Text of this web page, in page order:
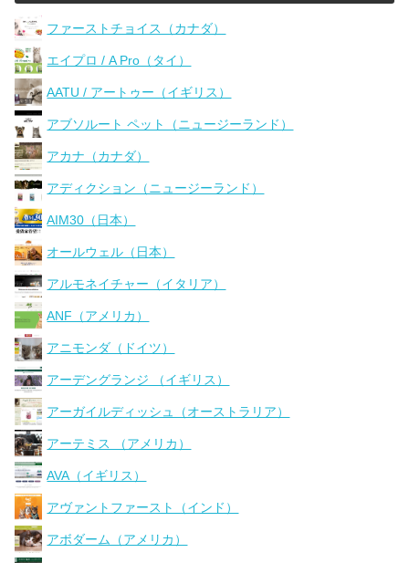
ファーストチョイス（カナダ）
エイプロ / A Pro（タイ）
AATU / アートゥー（イギリス）
アブソルート ペット（ニュージーランド）
アカナ（カナダ）
アディクション（ニュージーランド）
AIM30（日本）
オールウェル（日本）
アルモネイチャー（イタリア）
ANF（アメリカ）
アニモンダ（ドイツ）
アーデングランジ （イギリス）
アーガイルディッシュ（オーストラリア）
アーテミス （アメリカ）
AVA（イギリス）
アヴァントファースト（インド）
アボダーム（アメリカ）